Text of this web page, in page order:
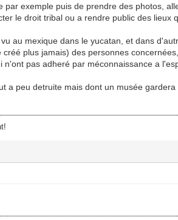
exemple puis de prendre des photos,
le droit tribal ou a rendre public des lieux
au mexique dans le yucatan, et dans
plus jamais) des personnes
pas adheré par méconnaissance a
a peu detruite mais dont un musée